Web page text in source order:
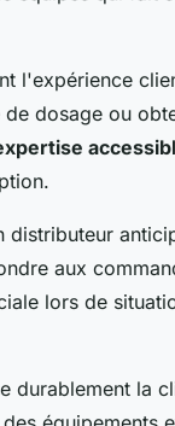
l'expérience
dosage ou
distributeur
aux
lors de
durablement la